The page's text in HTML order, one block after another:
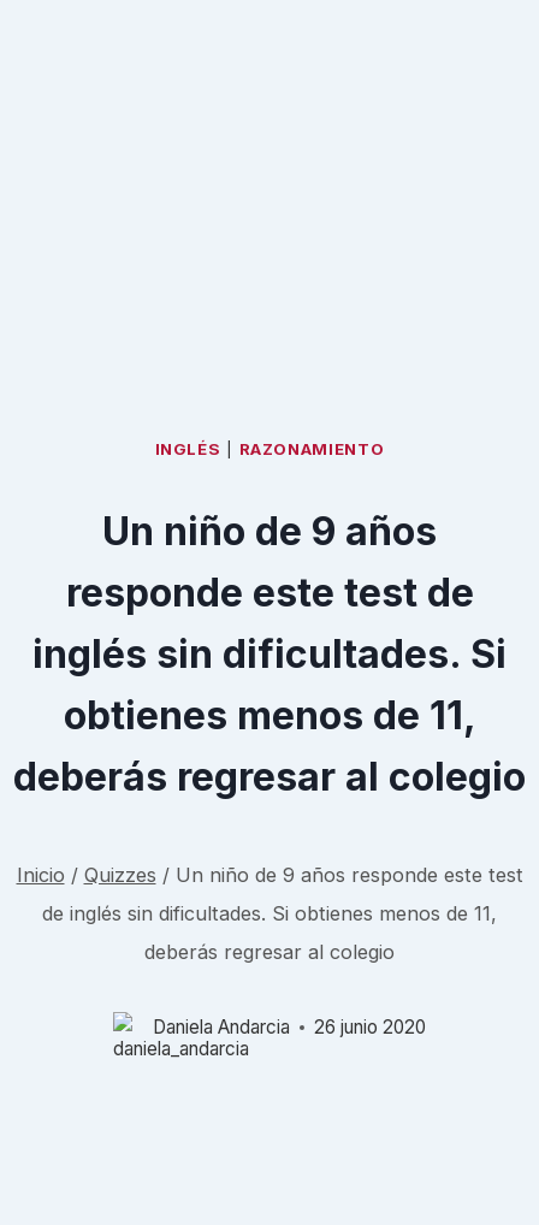
INGLÉS RAZONAMIENTO
Un niño de 9 años
responde este test de
inglés sin dificultades. Si
obtienes menos de 11,
deberás regresar al colegio
Inicio / Quizzes / Un niño de 9 años responde este test
de inglés sin dificultades. Si obtienes menos de 11,
deberás regresar al colegio
Daniela Andarcia 26 junio 2020